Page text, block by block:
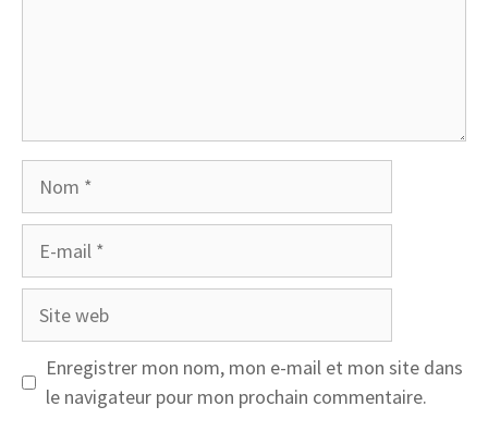
Site
Enregistrer mon nom, mon e-mail et mon site dans
le navigateur pour mon prochain commentaire.